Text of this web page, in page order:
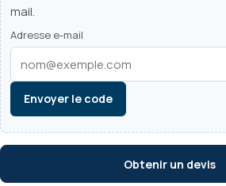
mail.
Adresse e-mail
Envoyer le code
Obtenir un devis